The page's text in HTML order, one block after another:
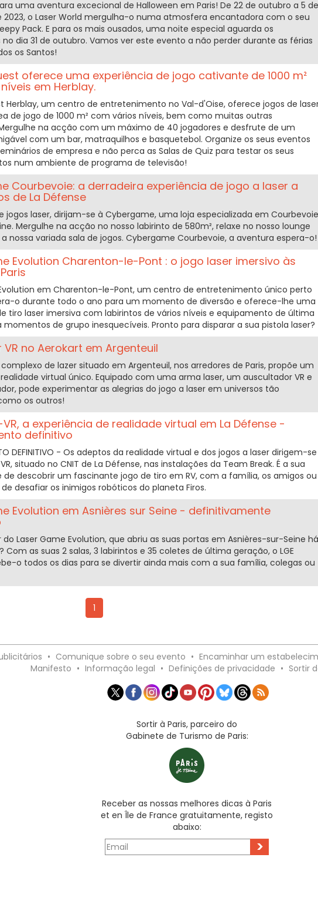
uma aventura excecional de Halloween em Paris! De 22 de outubro a 5 de
2023, o Laser World mergulha-o numa atmosfera encantadora com o seu
Pack. E para os mais ousados, uma noite especial aguarda os
dia 31 de outubro. Vamos ver este evento a não perder durante as férias
os Santos!
oferece uma experiência de jogo cativante de 1000 m²
em Herblay.
Herblay, um centro de entretenimento no Val-d'Oise, oferece jogos de
de jogo de 1000 m² com vários níveis, bem como muitas outras
na acção com um máximo de 40 jogadores e desfrute de um
com um bar, matraquilhos e basquetebol. Organize os seus eventos
de empresa e não perca as Salas de Quiz para testar os seus
num ambiente de programa de televisão!
Courbevoie: a derradeira experiência de jogo a laser a
de La Défense
jogos laser, dirijam-se à Cybergame, uma loja especializada em
Mergulhe na acção no nosso labirinto de 580m², relaxe no nosso lounge
nossa variada sala de jogos. Cybergame Courbevoie, a aventura espera-o!
Evolution Charenton-le-Pont : o jogo laser imersivo às
em Charenton-le-Pont, um centro de entretenimento único perto
o durante todo o ano para um momento de diversão e oferece-lhe uma
tiro laser imersiva com labirintos de vários níveis e equipamento de última
de grupo inesquecíveis. Pronto para disparar a sua pistola laser?
no Aerokart em Argenteuil
de lazer situado em Argenteuil, nos arredores de Paris, propõe um
virtual único. Equipado com uma arma laser, um auscultador VR e
pode experimentar as alegrias do jogo a laser em universos tão
os outros!
a experiência de realidade virtual em La Défense -
definitivo
DEFINITIVO - Os adeptos da realidade virtual e dos jogos a laser dirigem-se
situado no CNIT de La Défense, nas instalações da Team Break. É a sua
de descobrir um fascinante jogo de tiro em RV, com a família, os amigos ou
desafiar os inimigos robóticos do planeta Firos.
Evolution em Asnières sur Seine - definitivamente
Laser Game Evolution, que abriu as suas portas em Asnières-sur-Seine há
Com as suas 2 salas, 3 labirintos e 35 coletes de última geração, o LGE
o todos os dias para se divertir ainda mais com a sua família, colegas ou
1
• Comunique sobre o seu evento • Encaminhar um
Manifesto • Informação legal • Definições de privacidade • Sortir
Sortir à Paris, parceiro do
Gabinete de Turismo de Paris:
Receber as nossas melhores dicas à Paris
et en Île de France gratuitamente, registo
abaixo:
>